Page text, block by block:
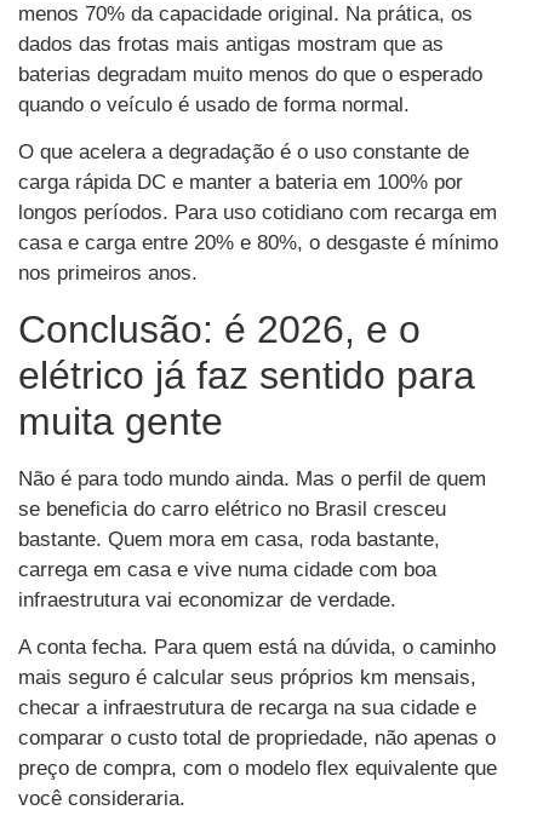
menos 70% da capacidade original. Na prática, os
dados das frotas mais antigas mostram que as
baterias degradam muito menos do que o esperado
quando o veículo é usado de forma normal.
O que acelera a degradação é o uso constante de
carga rápida DC e manter a bateria em 100% por
longos períodos. Para uso cotidiano com recarga em
casa e carga entre 20% e 80%, o desgaste é mínimo
nos primeiros anos.
Conclusão: é 2026, e o
elétrico já faz sentido para
muita gente
Não é para todo mundo ainda. Mas o perfil de quem
se beneficia do carro elétrico no Brasil cresceu
bastante. Quem mora em casa, roda bastante,
carrega em casa e vive numa cidade com boa
infraestrutura vai economizar de verdade.
A conta fecha. Para quem está na dúvida, o caminho
mais seguro é calcular seus próprios km mensais,
checar a infraestrutura de recarga na sua cidade e
comparar o custo total de propriedade, não apenas o
preço de compra, com o modelo flex equivalente que
você consideraria.